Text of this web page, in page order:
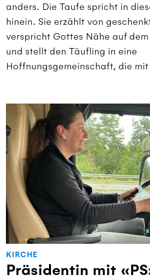
anders. Die Taufe spricht in
hinein. Sie erzählt von
verspricht Gottes Nähe auf dem
und stellt den Täufling in eine
Hoffnungsgemeinschaft, die
KIRCHE
Präsidentin mit